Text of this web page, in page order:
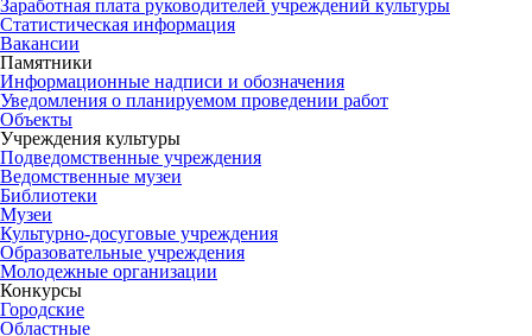
Заработная плата руководителей учреждений культуры
Статистическая информация
Вакансии
Памятники
Информационные надписи и обозначения
Уведомления о планируемом проведении работ
Объекты
Учреждения культуры
Подведомственные учреждения
Ведомственные музеи
Библиотеки
Музеи
Культурно-досуговые учреждения
Образовательные учреждения
Молодежные организации
Конкурсы
Городские
Областные